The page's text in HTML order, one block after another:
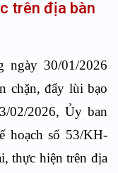
trên địa bàn
ngày 30/01/2026
chặn, đẩy lùi bạo
02/2026, Ủy ban
hoạch số 53/KH-
thực hiện trên địa